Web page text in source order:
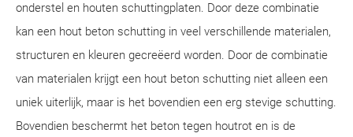
onderstel en houten schuttingplaten. Door deze combinatie
kan een hout beton schutting in veel verschillende materialen,
structuren en kleuren gecreëerd worden. Door de combinatie
van materialen krijgt een hout beton schutting niet alleen een
uniek uiterlijk, maar is het bovendien een erg stevige schutting.
Bovendien beschermt het beton tegen houtrot en is de